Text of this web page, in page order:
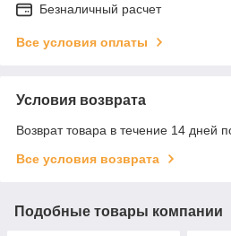
Безналичный расчет
Все условия оплаты
Условия возврата
Возврат товара в течение 14 дней
Все условия возврата
Подобные товары компании